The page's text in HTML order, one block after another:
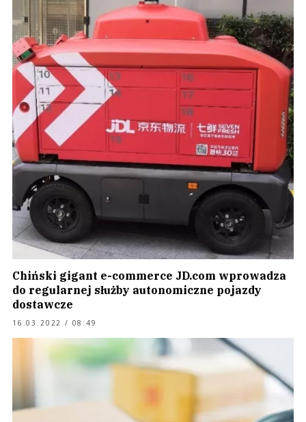
Chiński gigant e-commerce JD.com wprowadza
do regularnej służby autonomiczne pojazdy
dostawcze
16.03.2022 / 08:49